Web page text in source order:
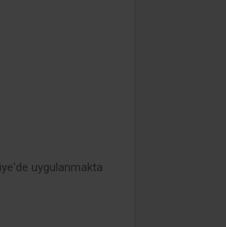
uygulanmakta